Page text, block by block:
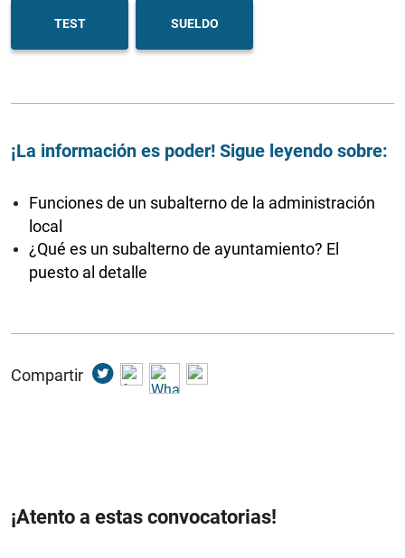
TEST SUELDO
¡La información es poder! Sigue leyendo sobre:
Funciones de un subalterno de la administración
local
¿Qué es un subalterno de ayuntamiento? El
puesto al detalle
Compartir
¡Atento a estas convocatorias!